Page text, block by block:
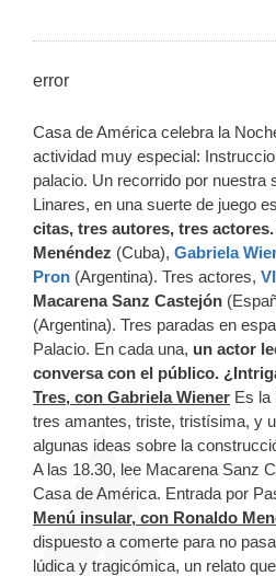
error
Casa de América celebra la
actividad muy especial:
palacio. Un recorrido por nuestra
Linares, en una suerte de juego
citas, tres autores, tres actores.
Menéndez (Cuba), Gabriela
Pron (Argentina). Tres actores,
Macarena Sanz Castejón
(Argentina). Tres paradas en
Palacio. En cada una, un actor
conversa con el público.
Tres, con Gabriela Wiener Es la
tres amantes, triste, tristísima, y
algunas ideas sobre la
A las 18.30, lee Macarena Sanz
Casa de América. Entrada por
Menú insular, con Ronaldo
dispuesto a comerte para no
lúdica y tragicómica, un relato